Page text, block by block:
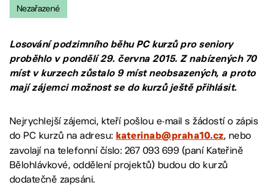
Nezařazené
Losování podzimního běhu PC kurzů pro seniory
proběhlo v pondělí 29. června 2015. Z nabízených 70
míst v kurzech zůstalo 9 míst neobsazených, a proto
mají zájemci možnost se do kurzů ještě přihlásit.
Nejrychlejší zájemci, kteří pošlou e-mail s žádostí o zápis
do PC kurzů na adresu: katerinab@praha10.cz, nebo
zavolají na telefonní číslo: 267 093 699 (paní Kateřině
Bělohlávkové, oddělení projektů) budou do kurzů
dodatečně zapsáni.